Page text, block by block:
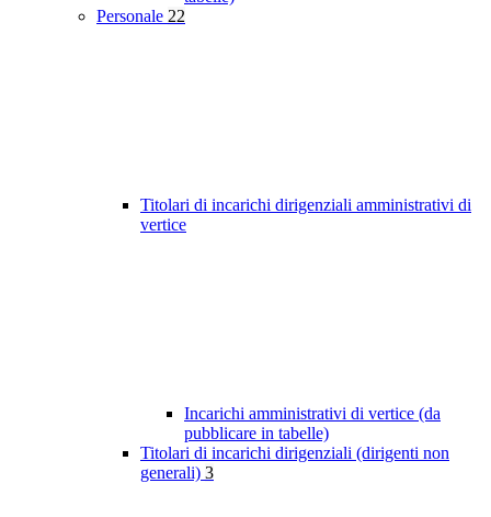
Personale 22
Titolari di incarichi dirigenziali amministrativi di
vertice
Incarichi amministrativi di vertice (da
pubblicare in tabelle)
Titolari di incarichi dirigenziali (dirigenti non
generali) 3